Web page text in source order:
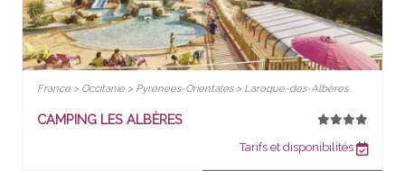
France > Occitanie > Pyrénées-Orientales > Laroque-des-Albères
CAMPING LES ALBÈRES
Tarifs et disponibilités